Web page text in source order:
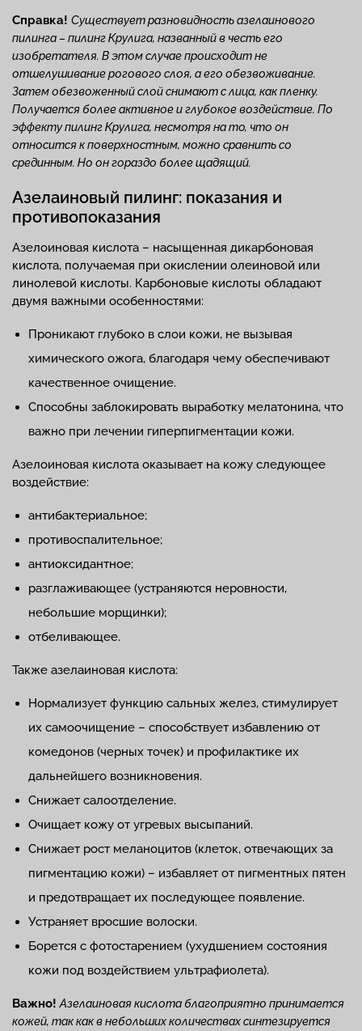
Справка! Существует разновидность азелаинового
пилинга – пилинг Крулига, названный в честь его
изобретателя. В этом случае происходит не
отшелушивание рогового слоя, а его обезвоживание.
Затем обезвоженный слой снимают с лица, как пленку.
Получается более активное и глубокое воздействие. По
эффекту пилинг Крулига, несмотря на то, что он
относится к поверхностным, можно сравнить со
срединным. Но он гораздо более щадящий.
Азелаиновый пилинг: показания и
противопоказания
Азелоиновая кислота – насыщенная дикарбоновая
кислота, получаемая при окислении олеиновой или
линолевой кислоты. Карбоновые кислоты обладают
двумя важными особенностями:
Проникают глубоко в слои кожи, не вызывая
химического ожога, благодаря чему обеспечивают
качественное очищение.
Способны заблокировать выработку мелатонина, что
важно при лечении гиперпигментации кожи.
Азелоиновая кислота оказывает на кожу следующее
воздействие:
антибактериальное;
противоспалительное;
антиоксидантное;
разглаживающее (устраняются неровности,
небольшие морщинки);
отбеливающее.
Также азелаиновая кислота:
Нормализует функцию сальных желез, стимулирует
их самоочищение – способствует избавлению от
комедонов (черных точек) и профилактике их
дальнейшего возникновения.
Снижает салоотделение.
Очищает кожу от угревых высыпаний.
Снижает рост меланоцитов (клеток, отвечающих за
пигментацию кожи) – избавляет от пигментных пятен
и предотвращает их последующее появление.
Устраняет вросшие волоски.
Борется с фотостарением (ухудшением состояния
кожи под воздействием ультрафиолета).
Важно! Азелаиновая кислота благоприятно принимается
кожей, так как в небольших количествах синтезируется